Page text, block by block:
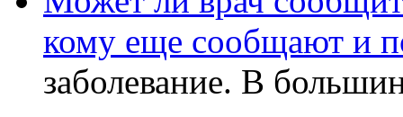
кому еще сообщают и
заболевание. В